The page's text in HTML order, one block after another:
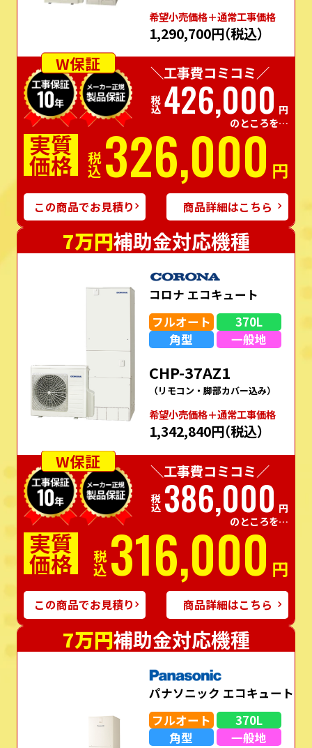
希望⼩売価格＋通常⼯事価格
1,290,700円（税込）
W保証
＼工事費コミコミ／
税込426,000 円
のところを…
実質
価格 税込326,000 円
この商品でお見積り 商品詳細はこちら
7万円補助金対応機種
コロナ エコキュート
フルオート
370L
角型
一般地
CHP-37AZ1
（リモコン・脚部カバー込み）
希望⼩売価格＋通常⼯事価格
1,342,840円（税込）
W保証
＼工事費コミコミ／
税込 386,000 円
のところを…
実質
価格 税込316,000 円
この商品でお見積り 商品詳細はこちら
7万円補助金対応機種
パナソニック エコキュート
フルオート
370L
角型
一般地